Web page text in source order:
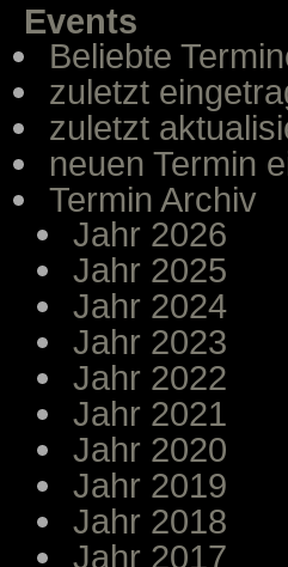
Events
Beliebte
zuletzt
zuletzt
neuen Termin
Termin Archiv
Jahr 2026
Jahr 2025
Jahr 2024
Jahr 2023
Jahr 2022
Jahr 2021
Jahr 2020
Jahr 2019
Jahr 2018
Jahr 2017